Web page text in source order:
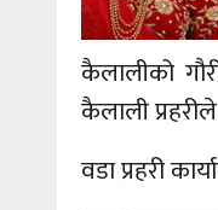
कैलालीको
कैलाली
वडा प्रहरी